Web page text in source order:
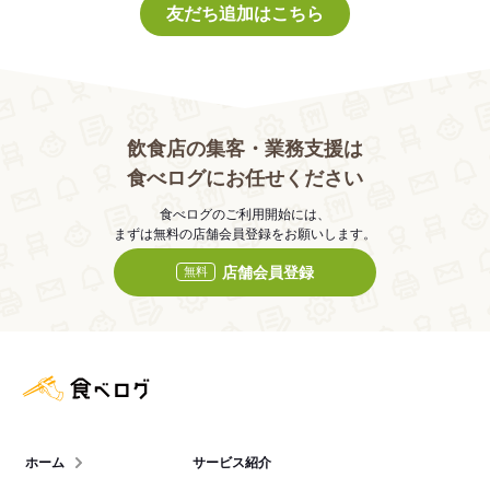
友だち追加はこちら
飲食店の集客・業務支援は
食べログにお任せください
食べログのご利用開始には、
まずは無料の店舗会員登録をお願いします。
無料 店舗会員登録
ホーム サービス紹介